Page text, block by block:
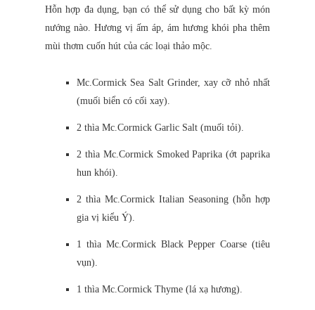
Hỗn hợp đa dụng, bạn có thể sử dụng cho bất kỳ món
nướng nào. Hương vị ấm áp, ám hương khói pha thêm
mùi thơm cuốn hút của các loại thảo mộc.
Mc.Cormick Sea Salt Grinder, xay cỡ nhỏ nhất
(muối biển có cối xay).
2 thìa Mc.Cormick Garlic Salt (muối tỏi).
2 thìa Mc.Cormick Smoked Paprika (ớt paprika
hun khói).
2 thìa Mc.Cormick Italian Seasoning (hỗn hợp
gia vị kiểu Ý).
1 thìa Mc.Cormick Black Pepper Coarse (tiêu
vụn).
1 thìa Mc.Cormick Thyme (lá xạ hương).